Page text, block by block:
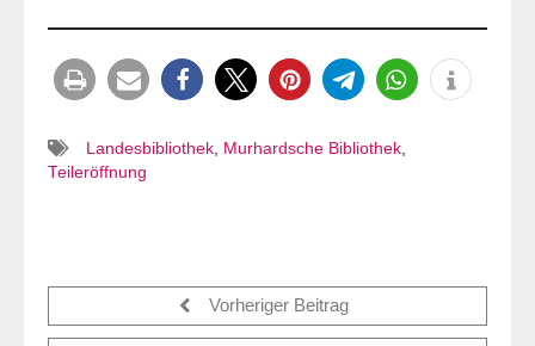
Landesbibliothek, Murhardsche Bibliothek,
Teileröffnung
Vorheriger Beitrag